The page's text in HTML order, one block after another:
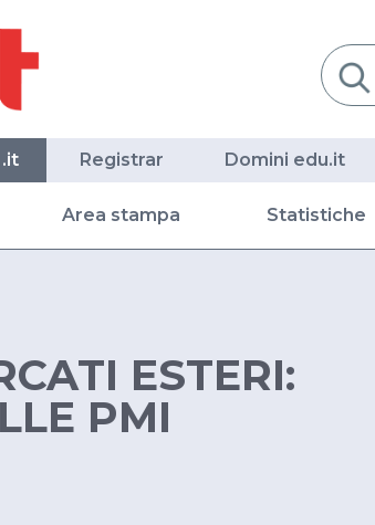
Cerca:
Registrar Domini edu.it
Area stampa Statistiche
ESTERI:
PMI